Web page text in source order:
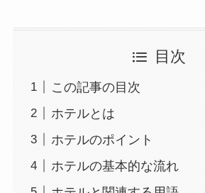
目次
この記事の目次
ホテルとは
ホテルのポイント
ホテルの基本的な流れ